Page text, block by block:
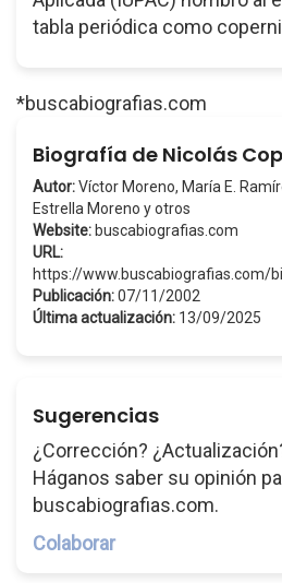
tabla periódica como
*buscabiografias.com
Biografía de Nicolás
Autor:Víctor Moreno, María E.
Estrella Moreno y otros
Website: buscabiografias.com
URL:
https://www.buscabiografias.com/
Publicación:07/11/2002
Última actualización: 13/09/2025
Sugerencias
¿Corrección?
Háganos saber su opinión
buscabiografias.com.
Colaborar